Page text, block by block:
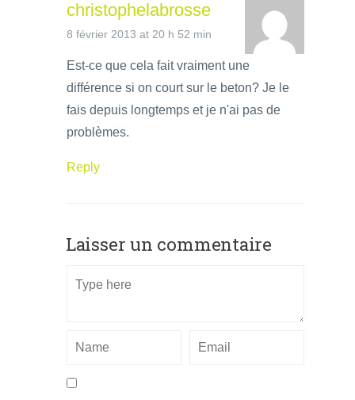
christophelabrosse
8 février 2013 at 20 h 52 min
Est-ce que cela fait vraiment une
différence si on court sur le beton? Je le
fais depuis longtemps et je n'ai pas de
problèmes.
Reply
Laisser un commentaire